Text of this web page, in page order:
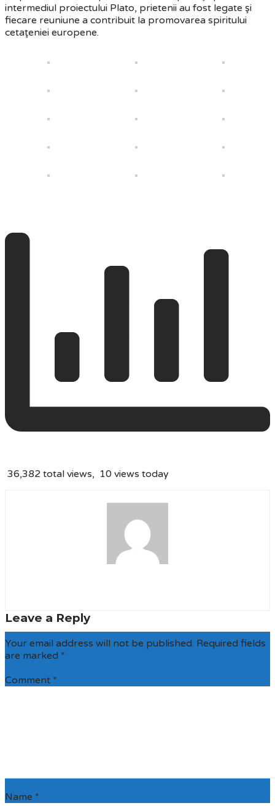
intermediul proiectului Plato, prietenii au fost legate şi
fiecare reuniune a contribuit la promovarea spiritului
cetaţeniei europene.
36,382 total views, 10 views today
Leave a Reply
Your email address will not be published. Required fields
are marked *
Comment *
Name *